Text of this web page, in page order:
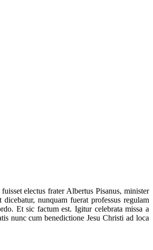
electus frater Albertus Pisanus, minister
nunquam fuerat professus regulam
Et sic factum est. Igitur celebrata missa a
nunc cum benedictione Jesu Christi ad loca